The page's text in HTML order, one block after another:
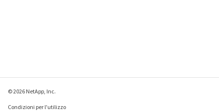
© 2026 NetApp, Inc.
Condizioni per l'utilizzo